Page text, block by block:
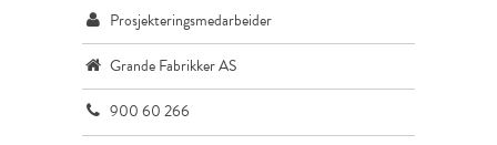
Prosjekteringsmedarbeider
Grande Fabrikker AS
900 60 266